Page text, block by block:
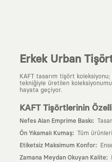
Erkek Urban
KAFT tasarım tişört koleksiyonu;
tekniğiyle üretilen
hayata geçiyor.
KAFT Tişörtlerinin
Nefes Alan Emprime Baskı:
Ön Yıkamalı Kumaş: Tüm
Etiketsiz Maksimum Konfor:
Zamana Meydan Okuyan Kalite: